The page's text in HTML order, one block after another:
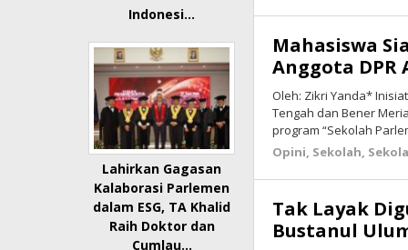
Indonesi…
Lahirkan Gagasan
Kalaborasi Parlemen
dalam ESG, TA Khalid
Raih Doktor dan
Cumlau…
Mei
oleh
lintasgayo.co
Mahasiswa
Anggota DPR
Oleh: Zikri Yanda*
Tengah dan Bener
program “Sekolah
Opini, Sekolah,
Tak Layak
Bustanul